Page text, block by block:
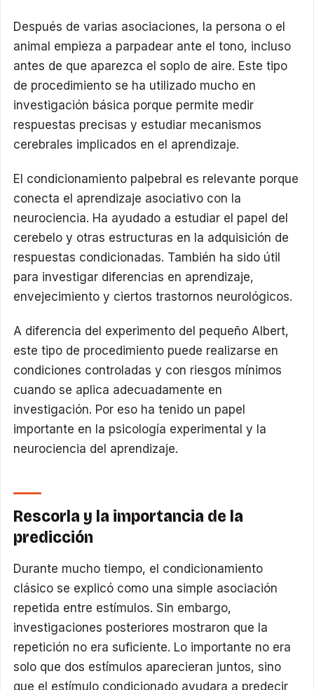
Después de varias asociaciones, la persona o el
animal empieza a parpadear ante el tono, incluso
antes de que aparezca el soplo de aire. Este tipo
de procedimiento se ha utilizado mucho en
investigación básica porque permite medir
respuestas precisas y estudiar mecanismos
cerebrales implicados en el aprendizaje.
El condicionamiento palpebral es relevante porque
conecta el aprendizaje asociativo con la
neurociencia. Ha ayudado a estudiar el papel del
cerebelo y otras estructuras en la adquisición de
respuestas condicionadas. También ha sido útil
para investigar diferencias en aprendizaje,
envejecimiento y ciertos trastornos neurológicos.
A diferencia del experimento del pequeño Albert,
este tipo de procedimiento puede realizarse en
condiciones controladas y con riesgos mínimos
cuando se aplica adecuadamente en
investigación. Por eso ha tenido un papel
importante en la psicología experimental y la
neurociencia del aprendizaje.
Rescorla y la importancia de la
predicción
Durante mucho tiempo, el condicionamiento
clásico se explicó como una simple asociación
repetida entre estímulos. Sin embargo,
investigaciones posteriores mostraron que la
repetición no era suficiente. Lo importante no era
solo que dos estímulos aparecieran juntos, sino
que el estímulo condicionado ayudara a predecir